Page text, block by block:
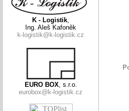
K - Logistik,
Ing. Aleš Kafoněk
k-logistik@k-logistik.cz
EURO BOX, s.r.o.
eurobox@k-logistik.cz